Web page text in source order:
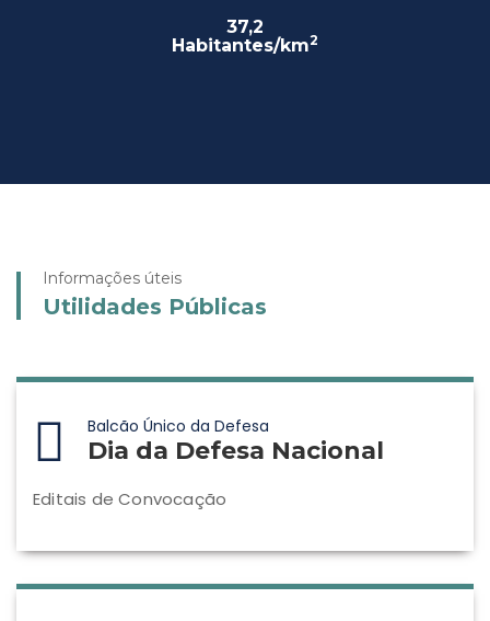
37,2
Habitantes/km2
Informações úteis
Utilidades Públicas
Balcão Único da Defesa
Dia da Defesa Nacional
Editais de Convocação